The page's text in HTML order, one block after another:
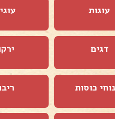
עוגות
דגים
כוסות